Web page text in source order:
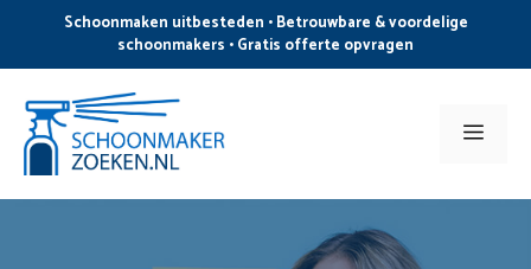
de
inhoud
Schoonmaken uitbesteden • Betrouwbare & voordelige
schoonmakers • Gratis offerte opvragen
Menu